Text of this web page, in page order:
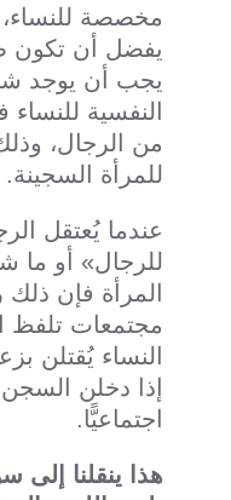
مخصصة للنساء،
يفضل أن تكون
يجب أن يوجد
النفسية
من الرجال،
للمرأة السجينة.
عندما يُعتقل
للرجال» أو ما
المرأة فإن ذلك
مجتمعات تلفظ
النساء يُقتلن
إذا دخلن
اجتماعيًّا.
هذا ينقلنا إلى